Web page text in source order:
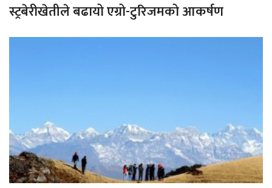
स्ट्रबेरीखेतीले बढायो एग्रो-टुरिजमको आकर्षण